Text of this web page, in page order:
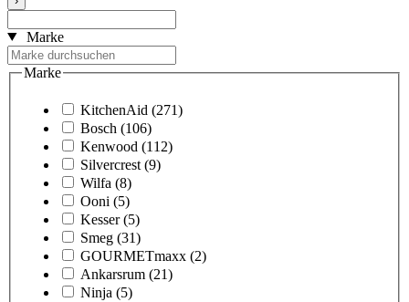
Marke
Marke
KitchenAid (271)
Bosch (106)
Kenwood (112)
Silvercrest (9)
Wilfa (8)
Ooni (5)
Kesser (5)
Smeg (31)
GOURMETmaxx (2)
Ankarsrum (21)
Ninja (5)